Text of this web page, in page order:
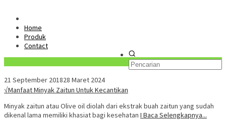
Home
Produk
Contact
21 September 201828 Maret 2024
√Manfaat Minyak Zaitun Untuk Kecantikan
Minyak zaitun atau Olive oil diolah dari ekstrak buah zaitun yang sudah
dikenal lama memiliki khasiat bagi kesehatan I Baca Selengkapnya...